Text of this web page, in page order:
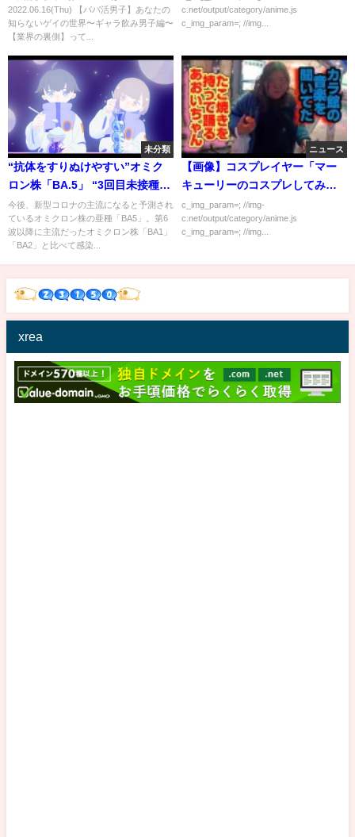
2022.06.16(Thu) 【パパ活男子】あなたの
知らないゲイの世界〜ギャラ飲み男子編〜
【業界の裏側】って...
c.net/output/category/anime.js
c_img_param=; //img...
未分類
“抗体をすりぬけやすい”オミク
ロン株「BA.5」 “3回目未接種
者”今からでもワクチン打つべ
き?医師が解説｜TBS NEWS DIG
今後、新型コロナの主流になると予測され
ているオミクロン株の亜種「BA5」。第6
波以降に主流だったオミクロン株「BA1」
「BA2」と比べて感染...
ニュース
【画像】コスプレイヤー「マー
キューリーのコスプレしてみた
ｗ」
c_img_param=; //img-
c.net/output/category/anime.js
c_img_param=; //img...
xrea